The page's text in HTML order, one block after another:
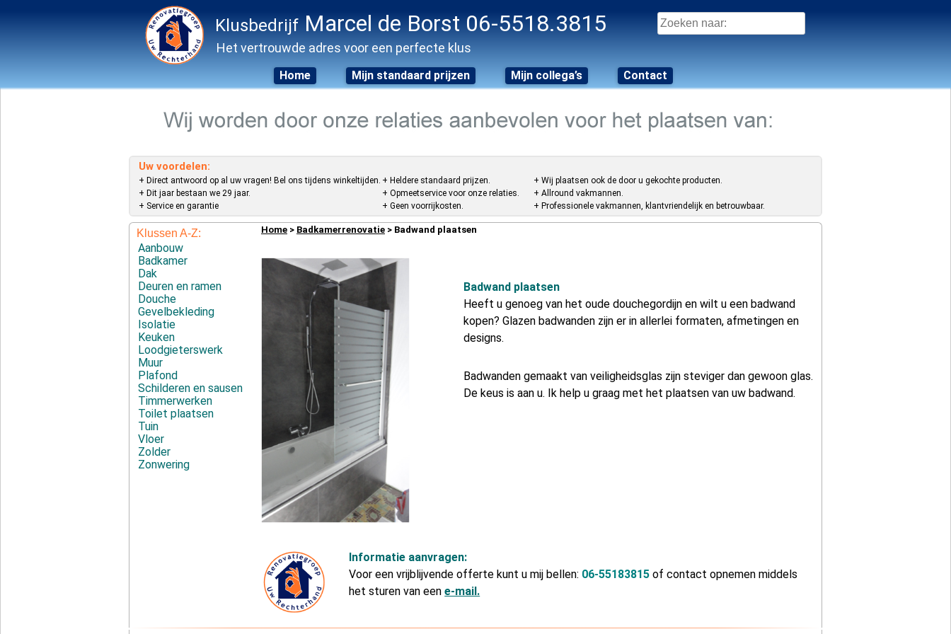
Klusbedrijf Marcel de Borst 06-5518.3815
Het vertrouwde adres voor een perfecte klus
Zoeken
naar:
Home Mijn standaard prijzen Mijn collega’s Contact
Uw voordelen:
+ Direct antwoord op al uw vragen! Bel ons tijdens winkeltijden.
+ Dit jaar bestaan we 29 jaar.
+ Service en garantie
+ Heldere standaard prijzen.
+ Opmeetservice voor onze relaties.
+ Geen voorrijkosten.
+ Wij plaatsen ook de door u gekochte producten.
+ Allround vakmannen.
+ Professionele vakmannen, klantvriendelijk en betrouwbaar.
Klussen A-Z:
Aanbouw
Badkamer
Dak
Deuren en ramen
Douche
Gevelbekleding
Isolatie
Keuken
Loodgieterswerk
Muur
Plafond
Schilderen en sausen
Timmerwerken
Toilet plaatsen
Tuin
Vloer
Zolder
Zonwering
Home > Badkamerrenovatie > Badwand plaatsen
Badwand plaatsen
Heeft u genoeg van het oude douchegordijn en wilt u een badwand
kopen? Glazen badwanden zijn er in allerlei formaten, afmetingen en
designs.
Badwanden gemaakt van veiligheidsglas zijn steviger dan gewoon glas.
De keus is aan u. Ik help u graag met het plaatsen van uw badwand.
Informatie aanvragen:
Voor een vrijblijvende offerte kunt u mij bellen: 06-55183815 of contact opnemen middels
het sturen van eene-mail.